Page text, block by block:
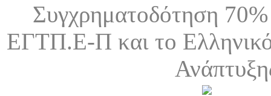
Συγχρηματοδότηση
ΕΓΤΠ.Ε-Π και το